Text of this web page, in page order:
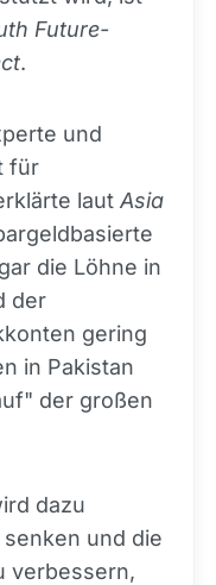
Future-
.
und
für
laut Asia
die Löhne in
der
gering
in Pakistan
der großen
dazu
und die
verbessern,